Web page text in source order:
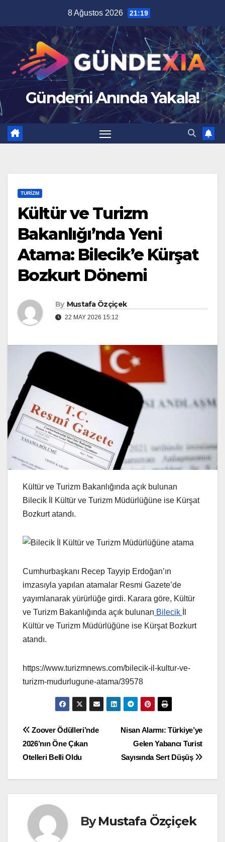
content
8 Ağustos 2026 21:19
Gündemi Anında Yakala!
TURİZM
Kültür ve Turizm
Bakanlığı’nda Yeni
Atama: Bilecik’e Kürşat
Bozkurt Dönemi
By Mustafa Özçiçek
22 MAY 2026 15:12
Kültür ve Turizm Bakanlığında açık bulunan
Bilecik İl Kültür ve Turizm Müdürlüğüne ise Kürşat
Bozkurt atandı.
Cumhurbaşkanı Recep Tayyip Erdoğan’ın
imzasıyla yapılan atamalar Resmi Gazete’de
yayımlanarak yürürlüğe girdi. Karara göre, Kültür
ve Turizm Bakanlığında açık bulunan Bilecik
Kültür ve Turizm Müdürlüğüne ise Kürşat Bozkurt
atandı.
https://www.turizmnews.com/bilecik-il-kultur-ve-
turizm-mudurlugune-atama/39578
Yazı
gezinmesi
Nisan Alarmı: Türkiye’ye
Gelen Yabancı Turist
Sayısında Sert Düşüş
Zoover Ödülleri’nde
2026’nın Öne Çıkan
Otelleri Belli Oldu
ByMustafa Özçiçek